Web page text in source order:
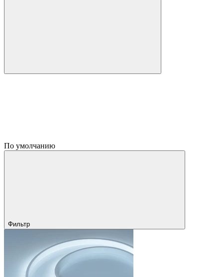
По умолчанию
Фильтр